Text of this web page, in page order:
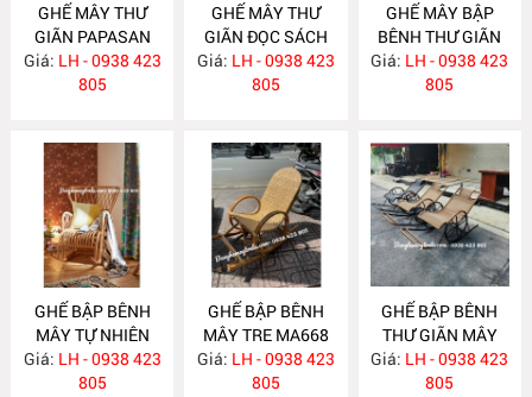
GHẾ MÂY THƯ
GIÃN PAPASAN
MA765
Giá: LH - 0938 423
805
GHẾ MÂY THƯ
GIÃN ĐỌC SÁCH
MA756
Giá: LH - 0938 423
805
GHẾ MÂY BẬP
BÊNH THƯ GIÃN
SƠN ĐEN MA715
Giá: LH - 0938 423
805
GHẾ BẬP BÊNH
MÂY TỰ NHIÊN
MA672
Giá: LH - 0938 423
805
GHẾ BẬP BÊNH
MÂY TRE MA668
Giá: LH - 0938 423
805
GHẾ BẬP BÊNH
THƯ GIÃN MÂY
NHỰA NH308
Giá: LH - 0938 423
805